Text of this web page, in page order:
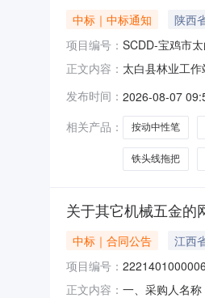
中标｜中标通知 陕西
项目编号： SCDD-宝鸡市
正文内容： 太白县林业工
业工作站鹦鸽
NZC2026-A03-
发布时间： 2026-08-07
相关产品：
按动中性笔
铁头线拖把
关于其它机械五金的
中标｜合同公告 江西
项目编号：
正文内容： 一、采购人名